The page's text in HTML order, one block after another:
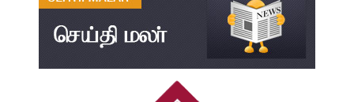
Jul தமிழ்க்கலை – தமிழியல் காலாண்டு ஆய்விதழ் – 2023
Jul தமிழ்க்கலை – தமிழியல் காலாண்டு ஆய்விதழ் – 2022